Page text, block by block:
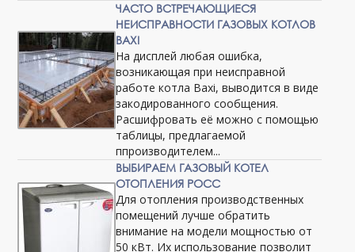
ЧАСТО ВСТРЕЧАЮЩИЕСЯ
НЕИСПРАВНОСТИ ГАЗОВЫХ КОТЛОВ
BAXI
На дисплей любая ошибка,
возникающая при неисправной
работе котла Baxi, выводится в виде
закодированного сообщения.
Расшифровать её можно с помощью
таблицы, предлагаемой
ппроизводителем...
ВЫБИРАЕМ ГАЗОВЫЙ КОТЕЛ
ОТОПЛЕНИЯ РОСС
Для отопления производственных
помещений лучше обратить
внимание на модели мощностью от
50 кВт. Их использование позволит